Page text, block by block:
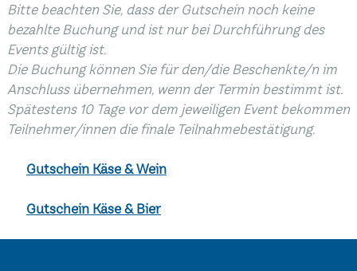
Bitte beachten Sie, dass der Gutschein noch keine
bezahlte Buchung und ist nur bei Durchführung des
Events gültig ist.
Die Buchung können Sie für den/die Beschenkte/n im
Anschluss übernehmen, wenn der Termin bestimmt ist.
Spätestens 10 Tage vor dem jeweiligen Event bekommen
Teilnehmer/innen die finale Teilnahmebestätigung.
Gutschein Käse & Wein
Gutschein Käse & Bier